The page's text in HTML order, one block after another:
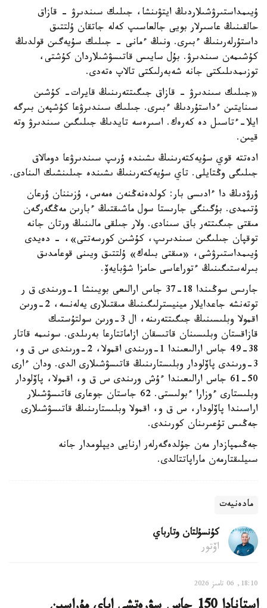
ۇيىمداستىرۋشىلاردىڭ ايتۋىنشا، جىلىك سىندىرۋ - قازاق
حالقىنىڭ عاسىرلار بويى جالعاسىپ كەلە جاتقان ۇلتتىق
داستۇرلەرىنىڭ ءبىرى. ونىڭ ءمانى - جىلىك سۇيەگىن قولدىڭ
كۇشىمەن سىندىرۋ. بۇل سايىس قاتىسۋشىلاردان كۇشتى،
توزىمدىلىكتى جانە شەبەرلىكتى تالاپ ەتەدى.
«جىلىك سىندىرۋ - قازاق جىگىتتەرىنىڭ قايرات- كۇشىن
سىنايتىن ءداستۇردىڭ ءبىرى. جىلىك سىندىرۋعا كۇشپەن بىرگە
ايلا-ءتاسىل دە كەرەك. اسىرەسە تايدىڭ جىلىگىن سىندىرۋ وتە
قيىن.
ادەتتە قوي سۇيەكتەرىنىڭ ىشىندە ۇرىپ سىندىرۋعا دومالاق
جىلىگى وڭتايلى. تاي سۇيەكتەرىنىڭ ىشىندە جىلىنشىك الىنادى.
ۇرۋدىڭ دا ءادىسى بار: كولدەنەڭنەن ەمەس، ۇزىننان ۇرعان
ۇتىمدى. بۇگىنگى جارىستا سول ماشىقتىڭ ءبارىن مەڭگەرگەن
مىقتى جىگىتتەر باق سىنادى. ولار جىلقى مالىنىڭ ورتان جانە
توقپان جىلىگىن سىندىرىپ، كۇشىن كورسەتتى»، - دەيدى
ۇيىمداستىرۋشى، «مىقتى بىلەك» ۇلتتىق ويىنى قوعامدىق
بىرلەستىگىنىڭ ءتوراعاسى حامزا شۋبايەۆ.
جارىس سوڭىندا 18-37 جاس ارالىعى بويىنشا 1-ورىندى ق ر
توتەنشە جاعدايلار مينيسترلىگىنىڭ مىقتىلارى يەلەنسە، 2-ورىن
اقمولا وبلىسىنىڭ جىگىتتەرىنە، ال 3-ورىن سولتۇستىك
قازاقستان وبلىسىنان قاتىسقان ازاماتتارعا بەرىلدى. سونىمە قاتار
38-49 جاس ارالىعىندا 1-ورىندى اقمولا، 2-ورىندى س ق و،
3-ورىندى پاۆلودار وبلىستارىنىڭ قاتىسۋشىلارى الدى. ودان ءارى
50-61 جاس ارالىعىندا ءۇش ورىندى س ق و، اقمولا، پاۆلودار
وبلىستارى ءوزارا ءبولىستى. 62 جاستان جوعارى قاتىسۋشىلار
اراسىندا پاۆلودار، س ق و، اقمولا وبلىستارىنىڭ قاتىسۋشىلارى
جەڭىس تۇعىرىنان كورىندى.
جەڭىمپازدار مەن جۇلدەگەرلەر ارنايى ديپلومدار جانە
سىيلىقتارمەن ماراپاتتالدى.
مادەنيەت
كۇنسۇلتان وتارباي
اۆتور
18:10, 06 تامىز 2026